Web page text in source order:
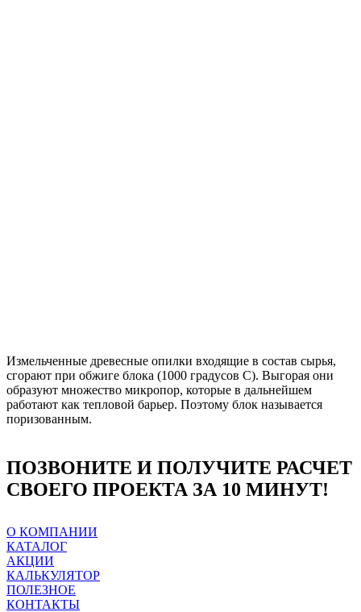
Измельченные древесные опилки входящие в состав сырья,
сгорают при обжиге блока (1000 градусов С). Выгорая они
образуют множество микропор, которые в дальнейшем
работают как тепловой барьер. Поэтому блок называется
поризованным.
ПОЗВОНИТЕ И ПОЛУЧИТЕ РАСЧЕТ
СВОЕГО ПРОЕКТА ЗА 10 МИНУТ!
О КОМПАНИИ
КАТАЛОГ
АКЦИИ
КАЛЬКУЛЯТОР
ПОЛЕЗНОЕ
КОНТАКТЫ